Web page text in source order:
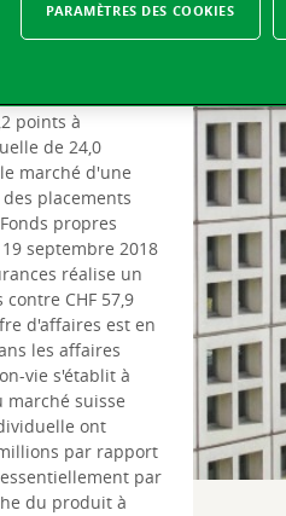
hausse de
à CHF 799
affaires non-vie
points à
de 24,0
marché d'une
placements
propres
septembre 2018
réalise un
CHF 57,9
d'affaires est en
les affaires
vie s'établit à
marché suisse
ont
par rapport
par
du produit à
PARAMÈTRES DES COOKIES